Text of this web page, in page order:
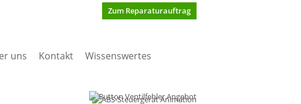
Zum Reparaturauftrag
uns Kontakt Wissenswertes